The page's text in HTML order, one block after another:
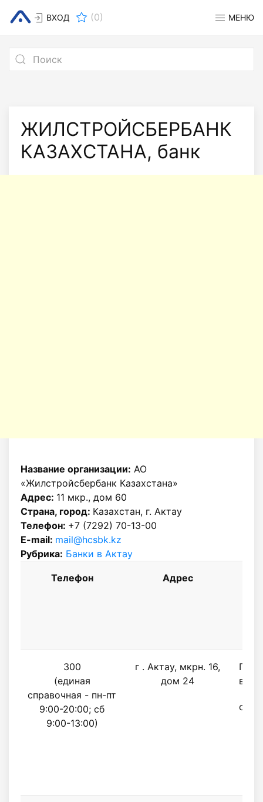
ВХОД (0) МЕНЮ
ЖИЛСТРОЙСБЕРБАНК
КАЗАХСТАНА, банк
Название организации: АО
«Жилстройсбербанк Казахстана»
Адрес: 11 мкр., дом 60
Страна, город: Казахстан, г. Актау
Телефон: +7 (7292) 70-13-00
E-mail: mail@hcsbk.kz
Рубрика: Банки в Актау
Телефон Адрес
300
(единая
справочная - пн-пт
9:00-20:00; сб
9:00-13:00)
г . Актау, мкрн. 16,
дом 24
с